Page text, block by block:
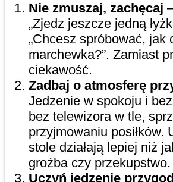
Nie zmuszaj, zachęcaj
„Zjedz jeszcze jedną
„Chcesz spróbować, jak
marchewka?”. Zamiast
ciekawość.
Zadbaj o atmosferę
Jedzenie w spokoju i
bez telewizora w tle,
przyjmowaniu posiłków.
stole działają lepiej niż
groźba czy przekupstwo.
Uczyń jedzenie